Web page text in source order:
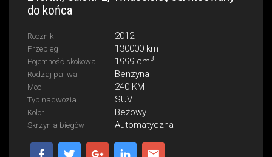
do końca
Rocznik 2012
Przebieg 130000 km
Pojemność skokowa 1999 cm3
Rodzaj paliwa Benzyna
Moc 240 KM
Typ nadwozia SUV
Kolor Beżowy
Skrzynia biegów Automatyczna